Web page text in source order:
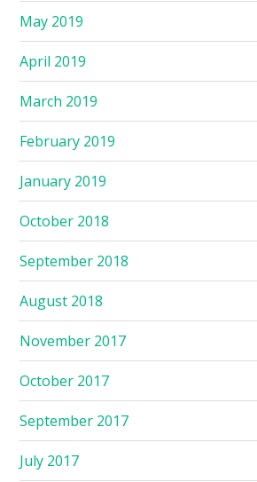
May 2019
April 2019
March 2019
February 2019
January 2019
October 2018
September 2018
August 2018
November 2017
October 2017
September 2017
July 2017